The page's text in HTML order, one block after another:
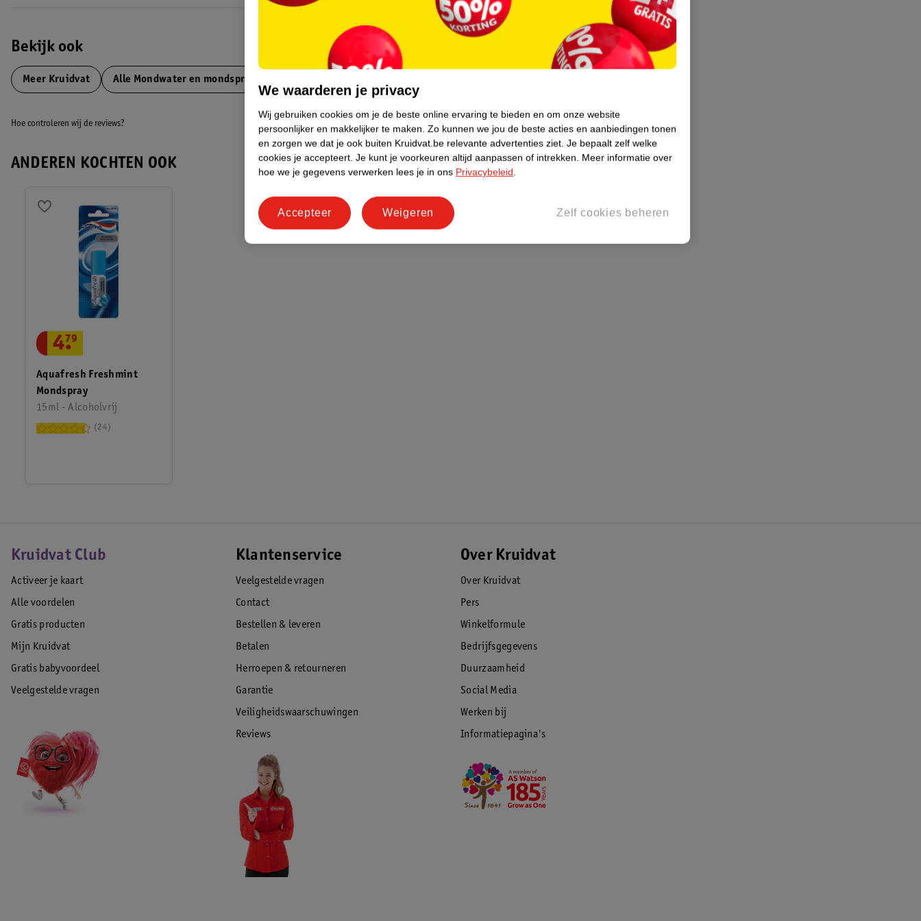
Bekijk ook
Meer Kruidvat Alle Mondwater en mondspray
Hoe controleren wij de reviews?
ANDEREN KOCHTEN OOK
Aquafresh Freshmint
Mondspray
15ml - Alcoholvrij
4.
79
24
Kruidvat Club
Activeer je kaart
Alle voordelen
Gratis producten
Mijn Kruidvat
Gratis babyvoordeel
Veelgestelde vragen
Klantenservice
Veelgestelde vragen
Contact
Bestellen & leveren
Betalen
Herroepen & retourneren
Garantie
Veiligheidswaarschuwingen
Reviews
Over Kruidvat
Over Kruidvat
Pers
Winkelformule
Bedrijfsgegevens
Duurzaamheid
Social Media
Werken bij
Informatiepagina's
We waarderen je privacy
Wij gebruiken cookies om je de beste online ervaring te bieden en om onze website
persoonlijker en makkelijker te maken. Zo kunnen we jou de beste acties en aanbiedingen tonen
en zorgen we dat je ook buiten Kruidvat.be relevante advertenties ziet. Je bepaalt zelf welke
cookies je accepteert. Je kunt je voorkeuren altijd aanpassen of intrekken. Meer informatie over
hoe we je gegevens verwerken lees je in ons Privacybeleid.
Zelf cookies beheren
Weigeren
Accepteer